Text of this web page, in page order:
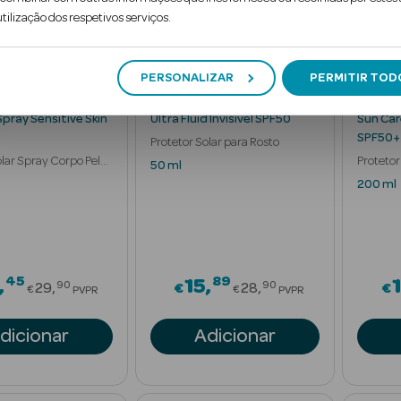
dos respetivos serviços.
PERSONALIZAR PERMITIR
Sensitive Skin
Spray Corpo Pele
45Price reduced from
€29 90 PVPR
Avène
Ultra Fluid Invisível SPF50
Protetor Solar para Rosto
50 ml
€15 89Price reduced
€28 90 PVPR
Adicionar
Avène
Sun
SPF50+
Protetor
Corpo
200 ml
€